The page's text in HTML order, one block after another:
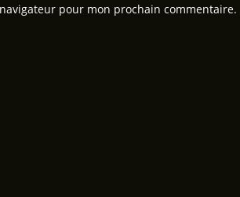
pour mon prochain commentaire.